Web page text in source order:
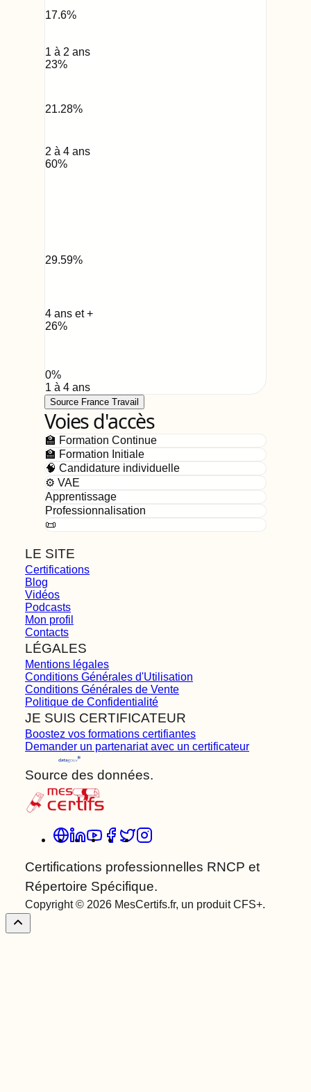
17.6%
1 à 2 ans
23%
21.28%
2 à 4 ans
60%
29.59%
4 ans et +
26%
0%
1 à 4 ans
Source France Travail
Voies d'accès
🏫 Formation Continue
🏫 Formation Initiale
🧠 Candidature individuelle
⚙️ VAE
Apprentissage
Professionnalisation
📜
LE SITE
Certifications
Blog
Vidéos
Podcasts
Mon profil
Contacts
LÉGALES
Mentions légales
Conditions Générales d'Utilisation
Conditions Générales de Vente
Politique de Confidentialité
JE SUIS CERTIFICATEUR
Boostez vos formations certifiantes
Demander un partenariat avec un certificateur
Source des données.
Certifications professionnelles RNCP et
Répertoire Spécifique.
Copyright © 2026 MesCertifs.fr, un produit CFS+.